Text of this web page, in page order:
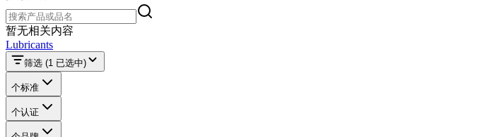
暂无相关内容
Lubricants
筛选 (1 已选中)
个标准
个认证